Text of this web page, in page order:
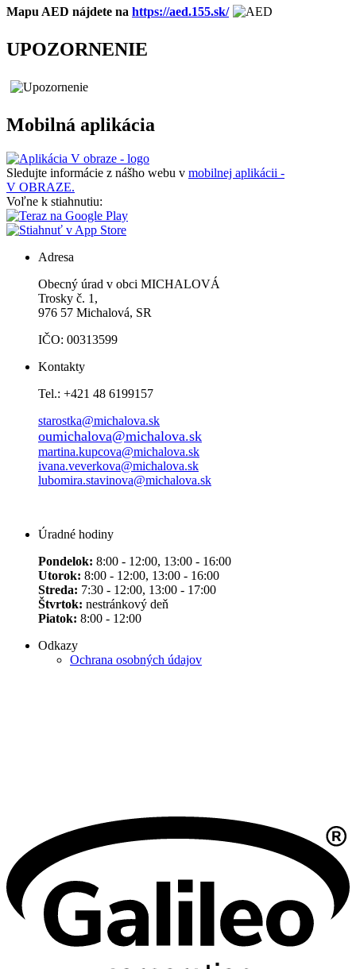
Mapu AED nájdete na https://aed.155.sk/
UPOZORNENIE
Mobilná aplikácia
Sledujte informácie z nášho webu v mobilnej aplikácii -
V OBRAZE.
Voľne k stiahnutiu:
Adresa
Obecný úrad v obci MICHALOVÁ
Trosky č. 1,
976 57 Michalová, SR
IČO: 00313599
Kontakty
Tel.: +421 48 6199157
starostka@michalova.sk
oumichalova@michalova.sk
martina.kupcova@michalova.sk
ivana.veverkova@michalova.sk
lubomira.stavinova@michalova.sk
Úradné hodiny
Pondelok: 8:00 - 12:00, 13:00 - 16:00
Utorok: 8:00 - 12:00, 13:00 - 16:00
Streda: 7:30 - 12:00, 13:00 - 17:00
Štvrtok: nestránkový deň
Piatok: 8:00 - 12:00
Odkazy
Ochrana osobných údajov